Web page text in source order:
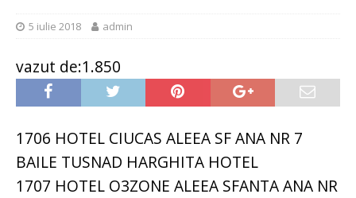
5 iulie 2018 admin
vazut de:1.850
1706 HOTEL CIUCAS ALEEA SF ANA NR 7
BAILE TUSNAD HARGHITA HOTEL
1707 HOTEL O3ZONE ALEEA SFANTA ANA NR